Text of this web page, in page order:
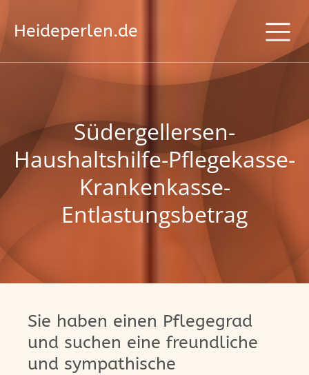
Heideperlen.de
Südergellersen-
Haushaltshilfe-Pflegekasse-
Krankenkasse-
Entlastungsbetrag
Sie haben einen Pflegegrad
und suchen eine freundliche
und sympathische